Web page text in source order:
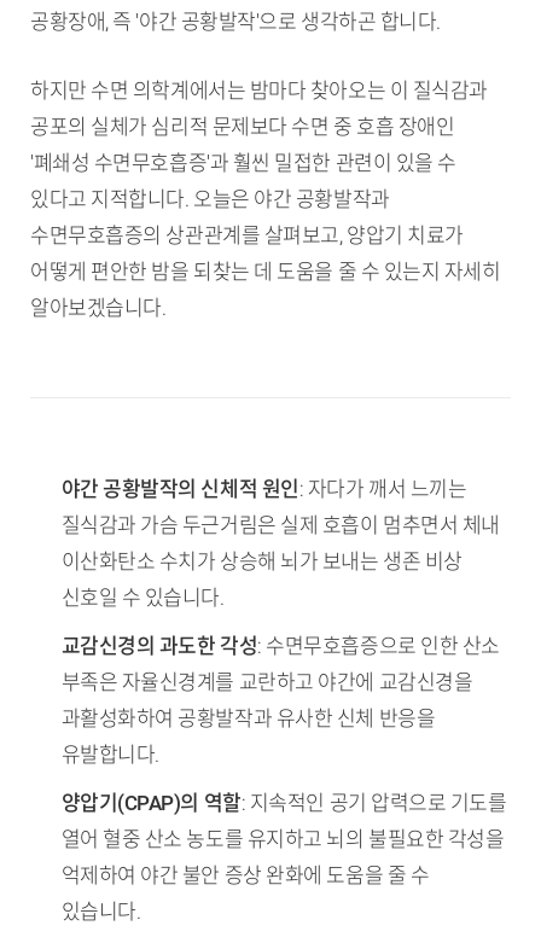
공황장애, 즉 '야간 공황발작'으로 생각하곤 합니다.
하지만 수면 의학계에서는 밤마다 찾아오는 이 질식감과
공포의 실체가 심리적 문제보다 수면 중 호흡 장애인
'폐쇄성 수면무호흡증'과 훨씬 밀접한 관련이 있을 수
있다고 지적합니다. 오늘은 야간 공황발작과
수면무호흡증의 상관관계를 살펴보고, 양압기 치료가
어떻게 편안한 밤을 되찾는 데 도움을 줄 수 있는지 자세히
알아보겠습니다.
TL;DR (핵심 요약)
야간 공황발작의 신체적 원인: 자다가 깨서 느끼는
질식감과 가슴 두근거림은 실제 호흡이 멈추면서 체내
이산화탄소 수치가 상승해 뇌가 보내는 생존 비상
신호일 수 있습니다.
교감신경의 과도한 각성: 수면무호흡증으로 인한 산소
부족은 자율신경계를 교란하고 야간에 교감신경을
과활성화하여 공황발작과 유사한 신체 반응을
유발합니다.
양압기(CPAP)의 역할: 지속적인 공기 압력으로 기도를
열어 혈중 산소 농도를 유지하고 뇌의 불필요한 각성을
억제하여 야간 불안 증상 완화에 도움을 줄 수
있습니다.